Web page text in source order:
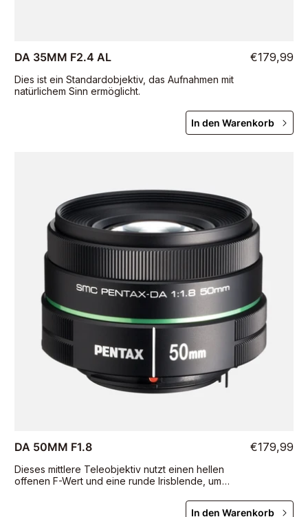
DA 35MM F2.4 AL
Dies ist ein Standardobjektiv, das Aufnahmen mit
natürlichem Sinn ermöglicht.
€179,99
In den Warenkorb
DA 50MM F1.8
Dieses mittlere Teleobjektiv nutzt einen hellen
offenen F-Wert und eine runde Irisblende, um
€179,99
In den Warenkorb